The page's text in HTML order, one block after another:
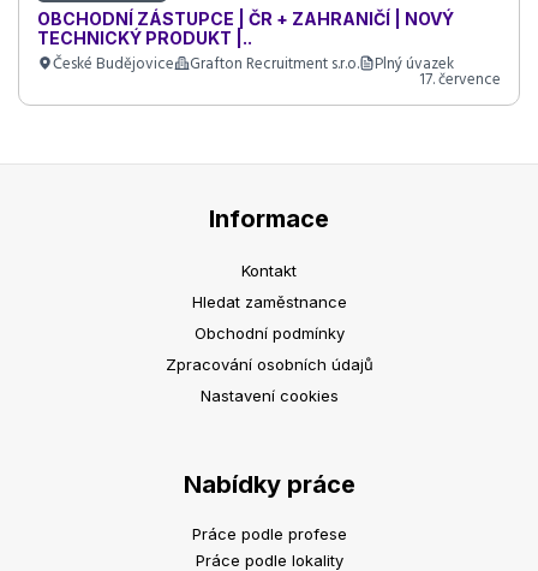
OBCHODNÍ ZÁSTUPCE | ČR + ZAHRANIČÍ | NOVÝ
TECHNICKÝ PRODUKT |..
České Budějovice Grafton Recruitment s.r.o. Plný úvazek
17. července
Informace
Kontakt
Hledat zaměstnance
Obchodní podmínky
Zpracování osobních údajů
Nastavení cookies
Nabídky práce
Práce podle profese
Práce podle lokality